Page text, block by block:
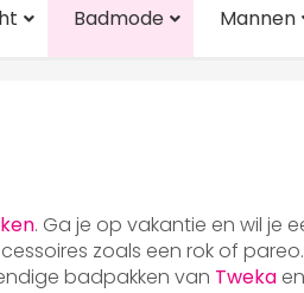
Badmode Mannen
. Ga je op vakantie en wil je
zoals een rok of
badpakken van Tweka